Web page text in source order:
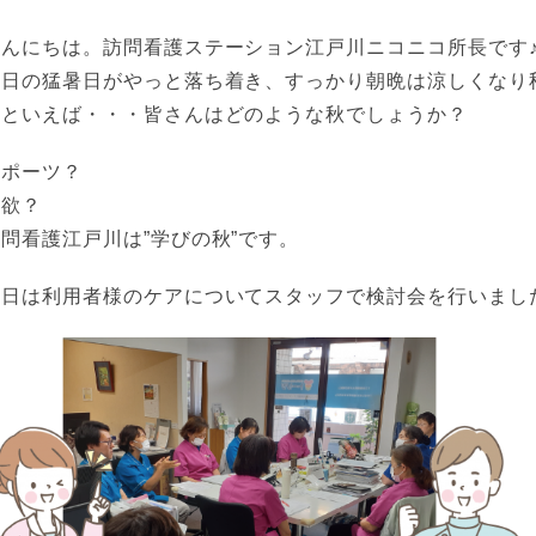
にちは。訪問看護ステーション江戸川ニコニコ所長です♪
の猛暑日がやっと落ち着き、すっかり朝晩は涼しくなり
いえば・・・皆さんはどのような秋でしょうか？
ーツ？
？
看護江戸川は”学びの秋”です。
は利用者様のケアについてスタッフで検討会を行いまし